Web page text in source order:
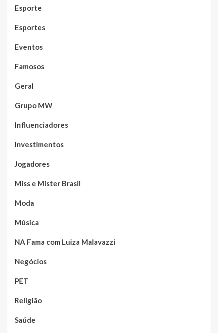
Esporte
Esportes
Eventos
Famosos
Geral
Grupo MW
Influenciadores
Investimentos
Jogadores
Miss e Mister Brasil
Moda
Música
NA Fama com Luiza Malavazzi
Negócios
PET
Religião
Saúde